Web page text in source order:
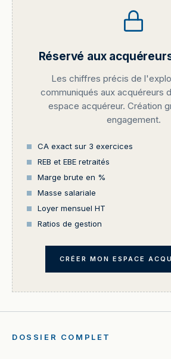
Réservé aux
Les chiffres précis de
communiqués aux acquéreurs
espace acquéreur. Création
engagement.
CA exact sur 3 exercices
REB et EBE retraités
Marge brute en %
Masse salariale
Loyer mensuel HT
Ratios de gestion
CRÉER MON ESPACE
DOSSIER COMPLET